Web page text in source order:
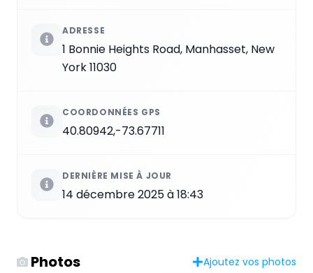
ADRESSE
1 Bonnie Heights Road, Manhasset, New
York 11030
COORDONNÉES GPS
40.80942,-73.67711
DERNIÈRE MISE À JOUR
14 décembre 2025 à 18:43
Photos Ajoutez vos photos